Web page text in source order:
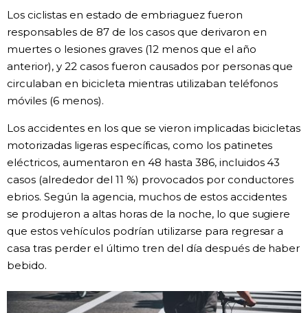
Tokio
Avisos
Los ciclistas en estado de embriaguez fueron
responsables de 87 de los casos que derivaron en
muertes o lesiones graves (12 menos que el año
anterior), y 22 casos fueron causados por personas que
circulaban en bicicleta mientras utilizaban teléfonos
móviles (6 menos).
Los accidentes en los que se vieron implicadas bicicletas
motorizadas ligeras específicas, como los patinetes
eléctricos, aumentaron en 48 hasta 386, incluidos 43
casos (alrededor del 11 %) provocados por conductores
ebrios. Según la agencia, muchos de estos accidentes
se produjeron a altas horas de la noche, lo que sugiere
que estos vehículos podrían utilizarse para regresar a
casa tras perder el último tren del día después de haber
bebido.